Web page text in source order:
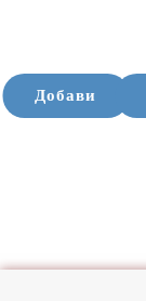
Добави